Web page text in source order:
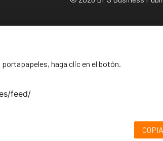
portapapeles, haga clic en el botón.